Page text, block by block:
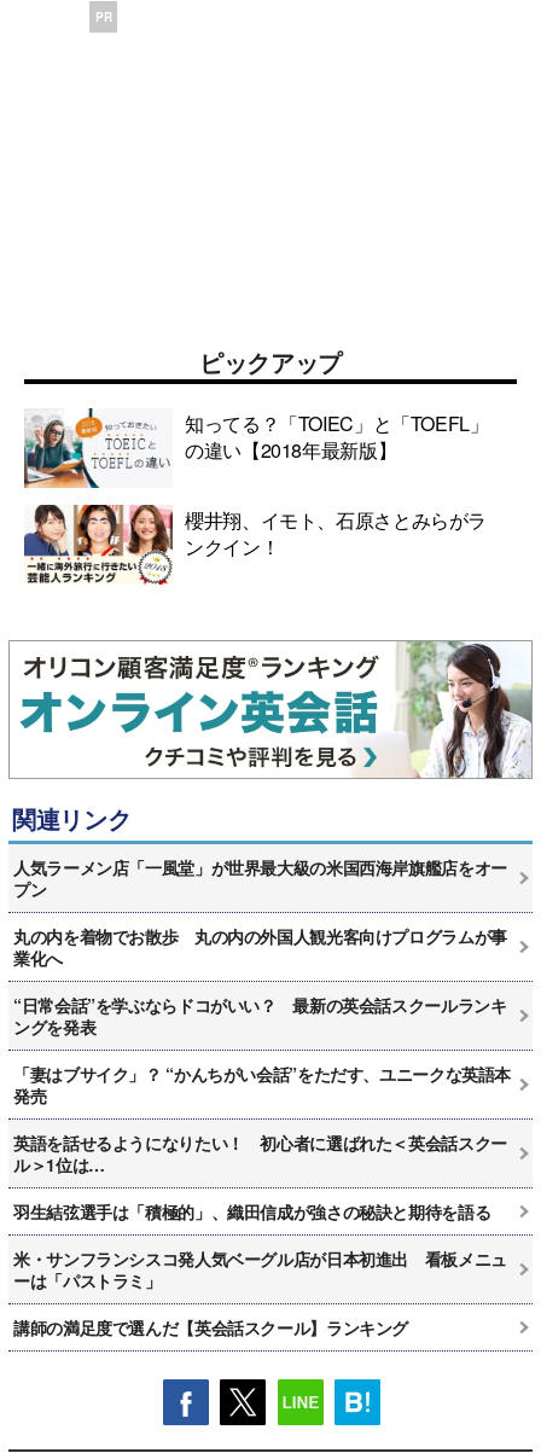
PR
ピックアップ
知ってる？「TOIEC」と「TOEFL」
の違い【2018年最新版】
櫻井翔、イモト、石原さとみらがラ
ンクイン！
関連リンク
人気ラーメン店「一風堂」が世界最大級の米国西海岸旗艦店をオー
プン
丸の内を着物でお散歩 丸の内の外国人観光客向けプログラムが事
業化へ
“日常会話”を学ぶならドコがいい？ 最新の英会話スクールランキ
ングを発表
「妻はブサイク」？ “かんちがい会話”をただす、ユニークな英語本
発売
英語を話せるようになりたい！ 初心者に選ばれた＜英会話スクー
ル＞1位は…
羽生結弦選手は「積極的」、織田信成が強さの秘訣と期待を語る
米・サンフランシスコ発人気ベーグル店が日本初進出 看板メニュ
ーは「パストラミ」
講師の満足度で選んだ【英会話スクール】ランキング